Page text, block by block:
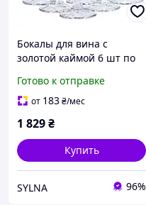
Бокалы для вина с
золотой каймой 6 шт по
высота 20 см DC
Готово к отправке
от 183₴/мес
1 829₴
Купить
SYLNA 96%